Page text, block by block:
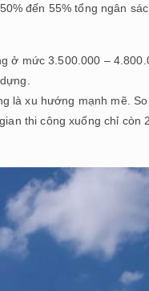
đến 55% tổng ngân
ở mức 3.500.000 –
là xu hướng mạnh mẽ.
thi công xuống chỉ còn